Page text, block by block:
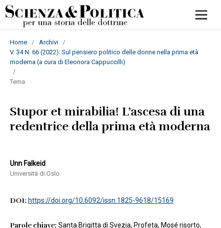
Home / Archivi
/
V. 34 N. 66 (2022): Sul pensiero politico delle donne nella prima età
moderna (a cura di Eleonora Cappuccilli)
/
Tema
Stupor et mirabilia! L’ascesa di una
redentrice della prima età moderna
Unn Falkeid
Università di Oslo
DOI: https://doi.org/10.6092/issn.1825-9618/15169
Parole chiave: Santa Brigitta di Svezia, Profeta, Mosé risorto,